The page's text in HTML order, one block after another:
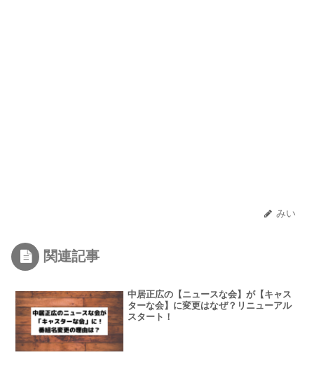
みい
関連記事
中居正広の【ニュースな会】が【キャス
ターな会】に変更はなぜ？リニューアル
スタート！